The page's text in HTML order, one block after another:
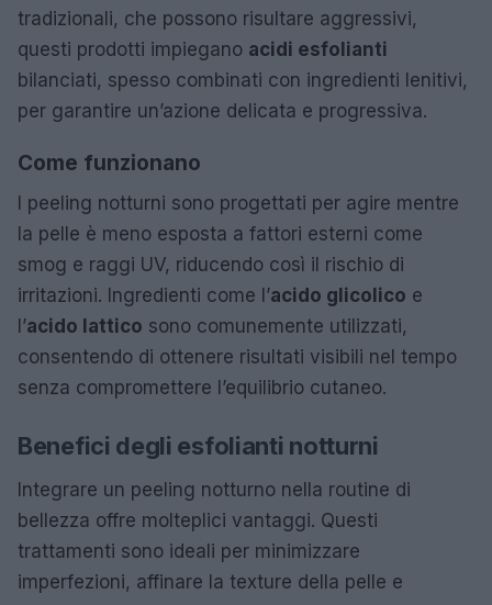
tradizionali, che possono risultare aggressivi,
questi prodotti impiegano acidi esfolianti
bilanciati, spesso combinati con ingredienti lenitivi,
per garantire un’azione delicata e progressiva.
Come funzionano
I peeling notturni sono progettati per agire mentre
la pelle è meno esposta a fattori esterni come
smog e raggi UV, riducendo così il rischio di
irritazioni. Ingredienti come l’acido glicolico e
l’acido lattico sono comunemente utilizzati,
consentendo di ottenere risultati visibili nel tempo
senza compromettere l’equilibrio cutaneo.
Benefici degli esfolianti notturni
Integrare un peeling notturno nella routine di
bellezza offre molteplici vantaggi. Questi
trattamenti sono ideali per minimizzare
imperfezioni, affinare la texture della pelle e